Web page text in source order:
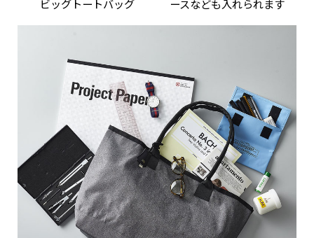
ビッグトートバッグ
ースなども入れられます